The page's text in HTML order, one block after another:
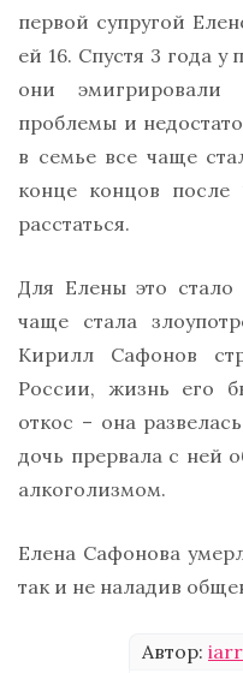
первой супругой
ей 16. Спустя 3 года
они
проблемы и
в семье все чаще
конце концов
расстаться.
Для Елены это
чаще стала
Кирилл Сафонов
России, жизнь его
откос – она
дочь прервала с ней
алкоголизмом.
Елена Сафонова
так и не наладив
Автор: